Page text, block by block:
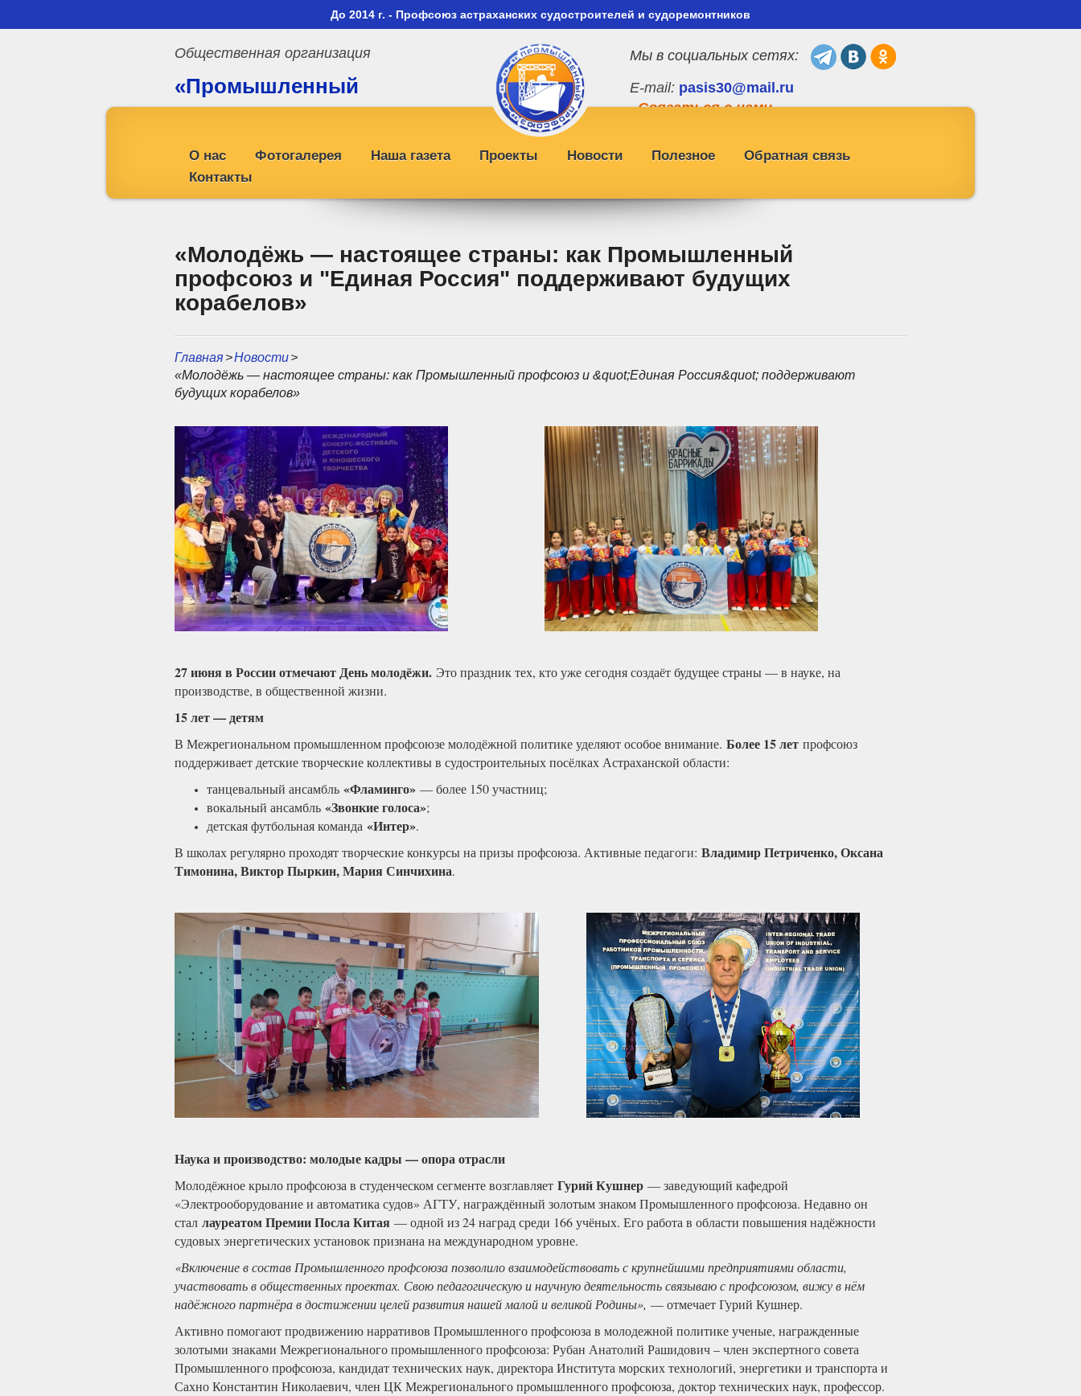
До 2014 г. - Профсоюз астраханских судостроителей и судоремонтников
Общественная организация
«Промышленный
Мы в социальных сетях:
E-mail: pasis30@mail.ru
Связаться с нами
О нас Фотогалерея Наша газета Проекты Новости Полезное
Обратная связь
Контакты
«Молодёжь — настоящее страны: как Промышленный
профсоюз и "Единая Россия" поддерживают будущих
корабелов»
Главная>Новости>
«Молодёжь — настоящее страны: как Промышленный профсоюз и &quot;Единая Россия&quot; поддерживают
будущих корабелов»
27 июня в России отмечают День молодёжи. Это праздник тех, кто уже сегодня создаёт будущее страны — в науке, на
производстве, в общественной жизни.
15 лет — детям
В Межрегиональном промышленном профсоюзе молодёжной политике уделяют особое внимание. Более 15 лет профсоюз
поддерживает детские творческие коллективы в судостроительных посёлках Астраханской области:
танцевальный ансамбль «Фламинго» — более 150 участниц;
вокальный ансамбль «Звонкие голоса»;
детская футбольная команда «Интер».
В школах регулярно проходят творческие конкурсы на призы профсоюза. Активные педагоги: Владимир Петриченко, Оксана
Тимонина, Виктор Пыркин, Мария Синчихина.
Наука и производство: молодые кадры — опора отрасли
Молодёжное крыло профсоюза в студенческом сегменте возглавляет Гурий Кушнер — заведующий кафедрой
«Электрооборудование и автоматика судов» АГТУ, награждённый золотым знаком Промышленного профсоюза. Недавно он
стал лауреатом Премии Посла Китая — одной из 24 наград среди 166 учёных. Его работа в области повышения надёжности
судовых энергетических установок признана на международном уровне.
«Включение в состав Промышленного профсоюза позволило взаимодействовать с крупнейшими предприятиями области,
участвовать в общественных проектах. Свою педагогическую и научную деятельность связываю с профсоюзом, вижу в нём
надёжного партнёра в достижении целей развития нашей малой и великой Родины», — отмечает Гурий Кушнер.
Активно помогают продвижению нарративов Промышленного профсоюза в молодежной политике ученые, награжденные
золотыми знаками Межрегионального промышленного профсоюза: Рубан Анатолий Рашидович – член экспертного совета
Промышленного профсоюза, кандидат технических наук, директора Института морских технологий, энергетики и транспорта и
Сахно Константин Николаевич, член ЦК Межрегионального промышленного профсоюза, доктор технических наук, профессор.